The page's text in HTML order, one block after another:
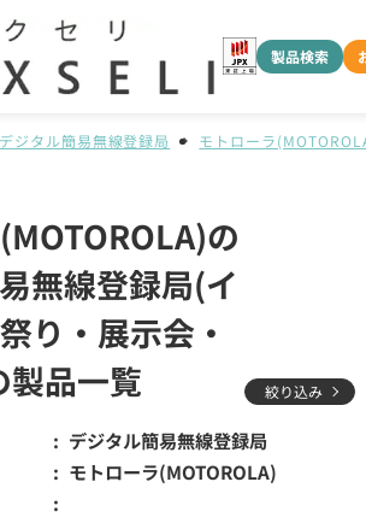
製品検索
デジタル簡易無線登録局 モトローラ
の
無線登録局(イ
り・展示会・
品一覧
絞り込み
デジタル簡易無線登録局
モトローラ(MOTOROLA)